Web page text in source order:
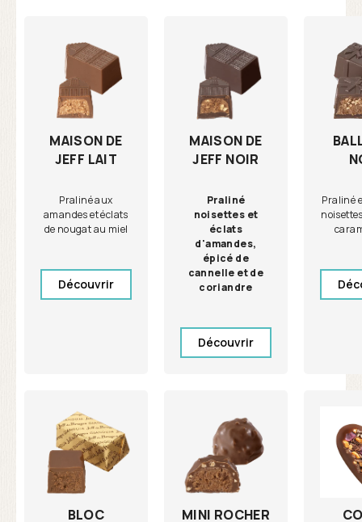
MAISON DE
JEFF LAIT
Praliné aux
amandes et éclats
de nougat au miel
Découvrir
MAISON DE
JEFF NOIR
Praliné
noisettes et
éclats
d'amandes,
épicé de
cannelle et de
coriandre
Découvrir
Praliné
BLOC MINI ROCHER